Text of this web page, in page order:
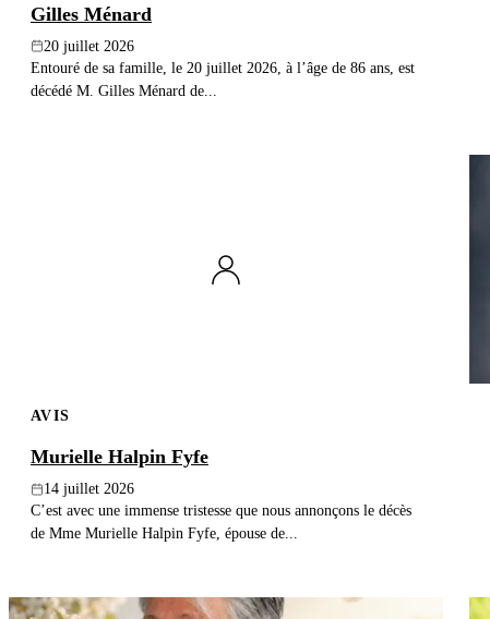
Gilles Ménard
20 juillet 2026
Entouré de sa famille, le 20 juillet 2026, à l’âge de 86 ans, est
décédé M. Gilles Ménard de...
AVIS
Murielle Halpin Fyfe
14 juillet 2026
C’est avec une immense tristesse que nous annonçons le décès
de Mme Murielle Halpin Fyfe, épouse de...